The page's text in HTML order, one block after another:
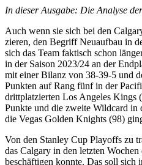
In dieser Ausgabe: Die Analyse
Auch wenn sie sich bei den
zieren, den Begriff Neuaufbau in
sich das Team faktisch schon
in der Saison 2023/24 an der
mit einer Bilanz von 38-39-5 und
Punkten auf Rang fünf in der
drittplatzierten Los Angeles Kings
Punkte und die zweite Wildcard in
die Vegas Golden Knights (98)
Von den Stanley Cup Playoffs zu
das Calgary in den letzten
beschäftigen konnte. Das soll sich